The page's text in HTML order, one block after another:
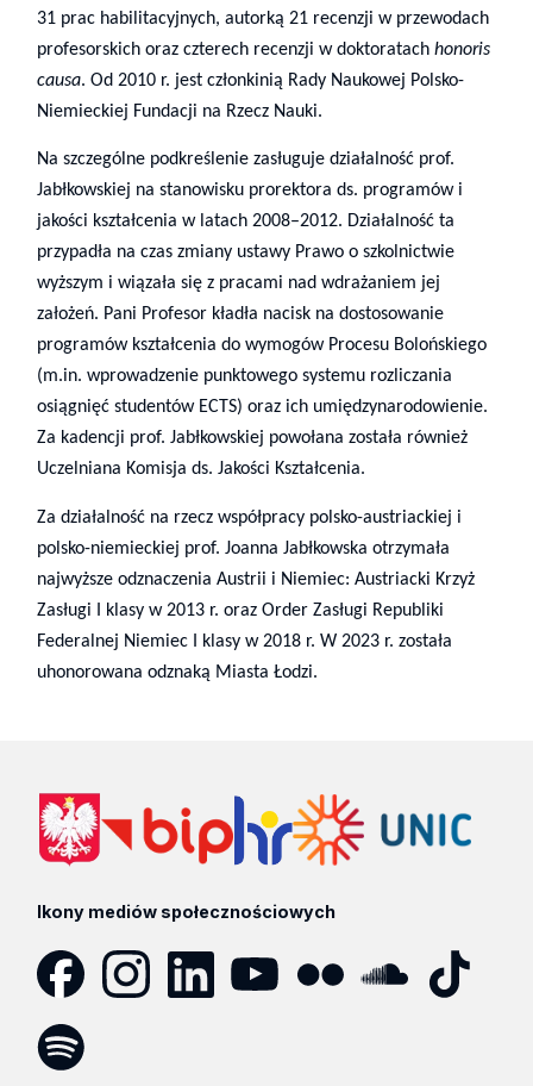
31 prac habilitacyjnych, autorką 21 recenzji w przewodach
profesorskich oraz czterech recenzji w doktoratachhonoris
causa. Od 2010 r. jest członkinią Rady Naukowej Polsko-
Niemieckiej Fundacji na Rzecz Nauki.
Na szczególne podkreślenie zasługuje działalność prof.
Jabłkowskiej na stanowisku prorektora ds. programów i
jakości kształcenia w latach 2008–2012. Działalność ta
przypadła na czas zmiany ustawy Prawo o szkolnictwie
wyższym i wiązała się z pracami nad wdrażaniem jej
założeń. Pani Profesor kładła nacisk na dostosowanie
programów kształcenia do wymogów Procesu Bolońskiego
(m.in. wprowadzenie punktowego systemu rozliczania
osiągnięć studentów ECTS) oraz ich umiędzynarodowienie.
Za kadencji prof. Jabłkowskiej powołana została również
Uczelniana Komisja ds. Jakości Kształcenia.
Za działalność na rzecz współpracy polsko-austriackiej i
polsko-niemieckiej prof. Joanna Jabłkowska otrzymała
najwyższe odznaczenia Austrii i Niemiec: Austriacki Krzyż
Zasługi I klasy w 2013 r. oraz Order Zasługi Republiki
Federalnej Niemiec I klasy w 2018 r. W 2023 r. została
uhonorowana odznaką Miasta Łodzi.
Ikony mediów społecznościowych